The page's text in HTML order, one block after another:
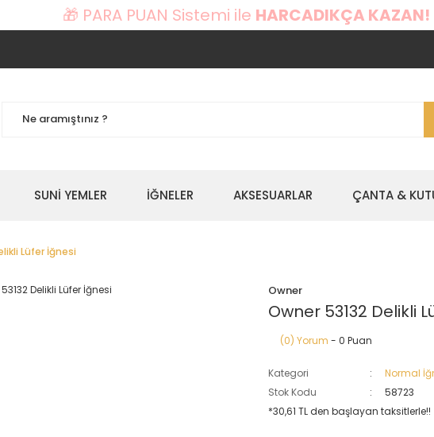
🎁 PARA PUAN Sistemi ile HARCADIKÇA KAZAN!
SUNİ YEMLER İĞNELER AKSESUARLAR ÇANTA &
Lüfer İğnesi
Owner
Owner 53132 Delikli
(0) Yorum - 0 Puan
Kategori
Normal
Stok Kodu
58723
*30,61 TL den başlayan taksitlerle!!